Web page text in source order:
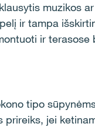
muzikos
ir tampa
ir terasose
tipo
prireiks, jei